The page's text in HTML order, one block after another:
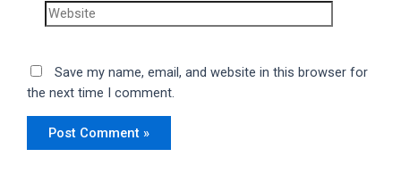
Save my name, email, and website in this browser for
the next time I comment.